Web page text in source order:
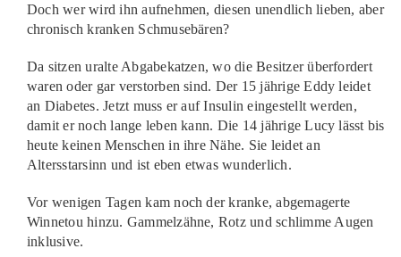
Doch wer wird ihn aufnehmen, diesen unendlich lieben, aber
chronisch kranken Schmusebären?
Da sitzen uralte Abgabekatzen, wo die Besitzer überfordert
waren oder gar verstorben sind. Der 15 jährige Eddy leidet
an Diabetes. Jetzt muss er auf Insulin eingestellt werden,
damit er noch lange leben kann. Die 14 jährige Lucy lässt bis
heute keinen Menschen in ihre Nähe. Sie leidet an
Altersstarsinn und ist eben etwas wunderlich.
Vor wenigen Tagen kam noch der kranke, abgemagerte
Winnetou hinzu. Gammelzähne, Rotz und schlimme Augen
inklusive.